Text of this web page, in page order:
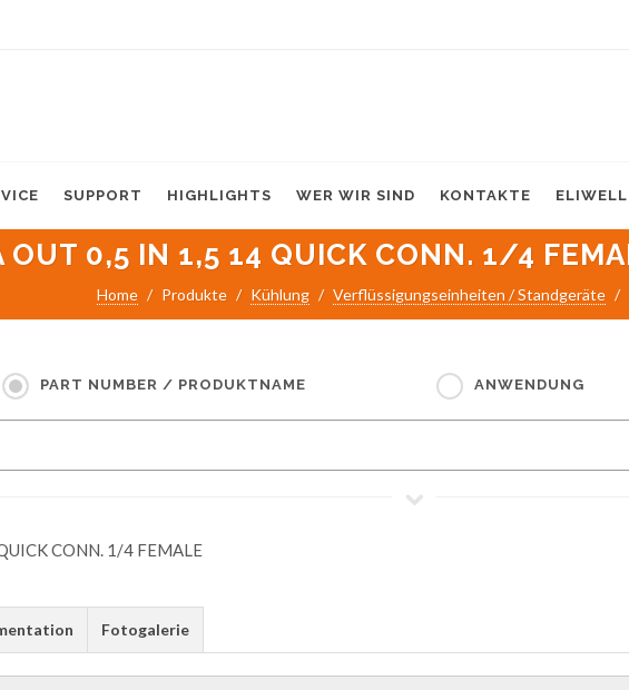
SUPPORT HIGHLIGHTS WER WIR SIND KONTAKTE
OUT 0,5 IN 1,5 14 QUICK CONN. 1/4
Home Produkte Kühlung Verflüssigungseinheiten / Standgeräte
PART NUMBER / PRODUKTNAME ANWENDUNG
Fotogalerie